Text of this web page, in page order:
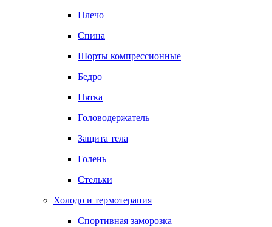
Плечо
Спина
Шорты компрессионные
Бедро
Пятка
Головодержатель
Защита тела
Голень
Стельки
Холодо и термотерапия
Спортивная заморозка